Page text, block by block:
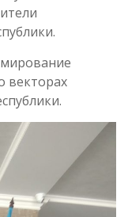
векторах